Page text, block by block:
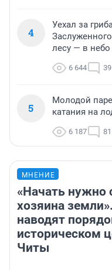
4
Уехал за
лесу — в
6 644 39
5
Молодой
катания на
6 187 81
МНЕНИЕ
«Начать нужно
хозяина
наводят
историческом
Читы